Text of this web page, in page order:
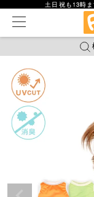
土日祝も13時
ジャージ
返品